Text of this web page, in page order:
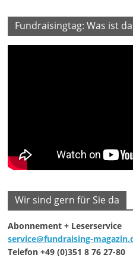
Fundraisingtag: Was ist
Wir sind gern für Sie da
Abonnement + Leserservice
service@fundraising-
Telefon +49 (0)351 8 76 27-80